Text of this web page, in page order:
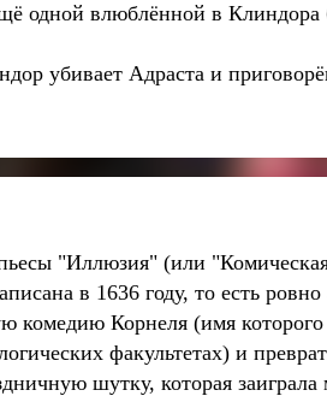
одной влюблённой в
убивает Адраста и
"Иллюзия" (или
в 1636 году, то есть
комедию Корнеля (имя
факультетах) и
шутку, которая